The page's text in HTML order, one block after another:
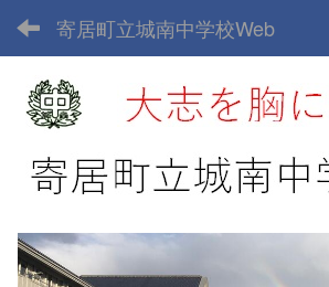
寄居町立城南中学校Web
p
r